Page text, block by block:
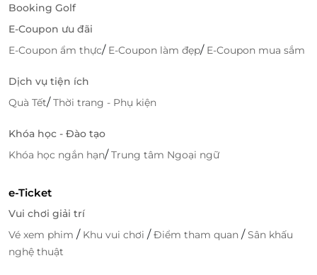
Booking Golf
E-Coupon ưu đãi
E-Coupon ẩm thực/ E-Coupon làm đẹp/ E-Coupon mua sắm
Dịch vụ tiện ích
Quà Tết/Thời trang - Phụ kiện
Khóa học - Đào tạo
Khóa học ngắn hạn/Trung tâm Ngoại ngữ
e-Ticket
Vui chơi giải trí
Vé xem phim / Khu vui chơi /Điểm tham quan /Sân khấu
nghệ thuật